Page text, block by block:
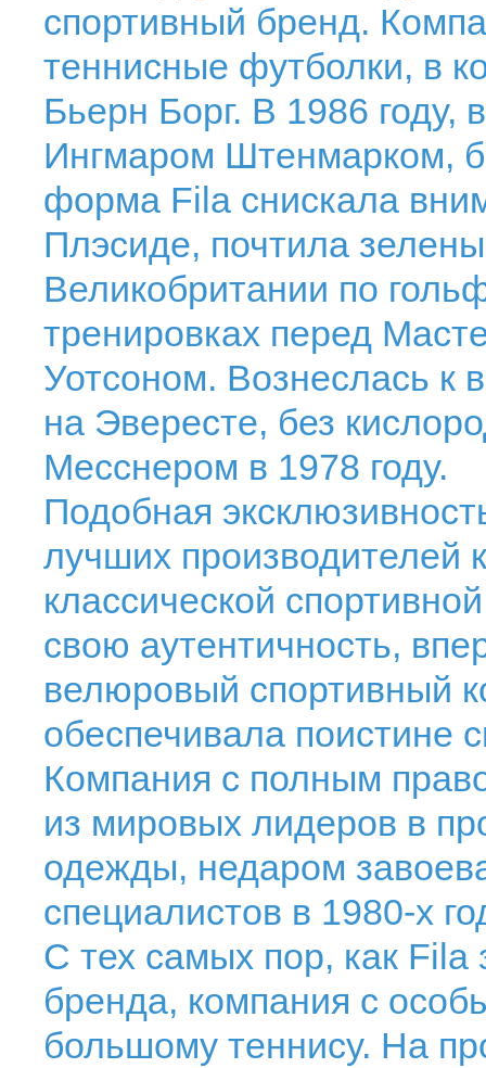
спортивный бренд.
теннисные футболки, в
Бьерн Борг. В 1986 году,
Ингмаром Штенмарком,
форма Fila снискала
Плэсиде, почтила
Великобритании по
тренировках перед
Уотсоном. Вознеслась к
на Эвересте, без
Месснером в 1978 году.
Подобная
лучших производителей
классической
свою аутентичность,
велюровый спортивный
обеспечивала поистине
Компания с полным
из мировых лидеров в
одежды, недаром
специалистов в 1980-х
С тех самых пор, как Fila
бренда, компания с
большому теннису. На